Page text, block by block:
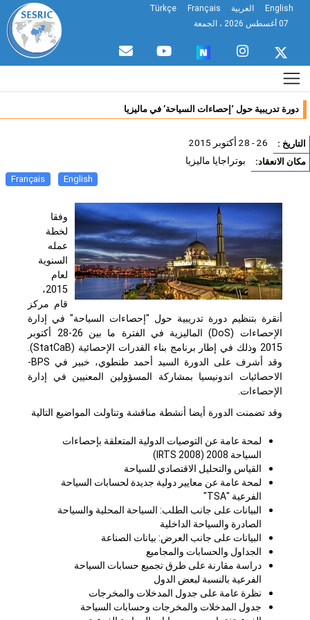
English العربية Français
Türkçe
دورة تدريبية حول ‘إحصاءات السياحة’ في ماليزيا
: 26 - 28 أكتوبر 2015
الانعقاد: بوتراجايا ماليزيا
English
Français
وفقا
لخطة
عمله
السنوية
لعام
2015،
قام مركز
أنقرة بتنظيم دورة تدريبية حول "إحصاءات السياحة" في إدارة
الإحصاءات (DoS) الماليزية في الفترة ما بين 26-28 أكتوبر
2015 وذلك في إطار برنامج بناء القدرات الإحصائية (StatCaB).
وقد أشرف على الدورة السيد أحمد طنطوي، خبير في BPS-
الاحصائيات اندونيسيا بمشاركة المسؤولين المعنيين في إدارة
الإحصاءات.
وقد تضمنت الدورة أيضا أنشطة مناقشة وتناولت المواضيع التالية
لمحة عامة عن التوصيات الدولية المتعلقة بإحصاءات
السياحة 2008 (IRTS 2008)
القياس والتحليل الاقتصادي للسياحة
لمحة عامة عن معايير دولية جديدة لحسابات السياحة
الفرعية "TSA"
البيانات على جانب الطلب: السياحة المحلية والسياحة
الصادرة والسياحة الداخلية
البيانات على جانب العرض: بيانات الصناعة
الجداول والحسابات والمجاميع
دراسة مقارنة على طرق تجميع حسابات السياحة
الفرعية بالنسبة لبعض الدول
نظرة عامة على جدول المدخلات والمخرجات
جدول المدخلات والمخرجات وحسابات السياحة